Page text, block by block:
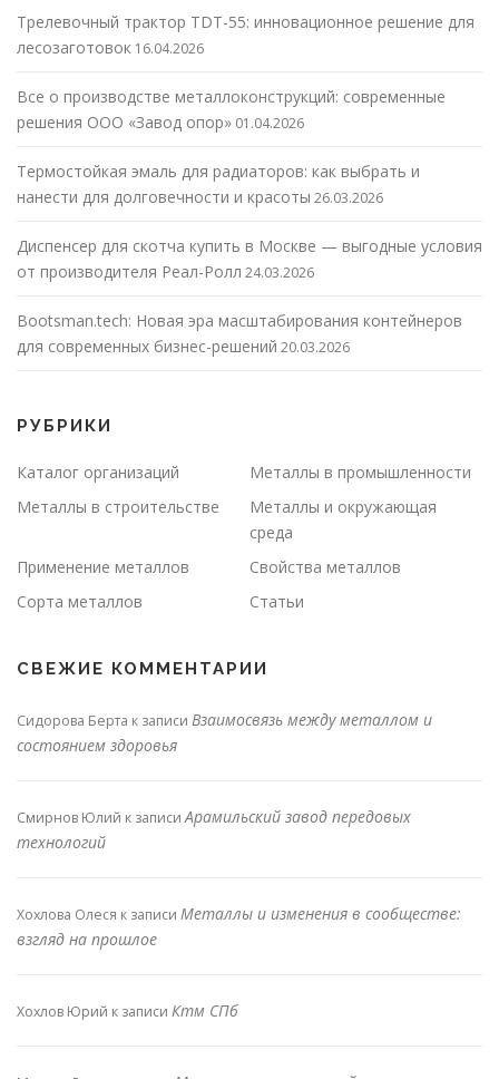
Трелевочный трактор TDT-55: инновационное решение для
лесозаготовок 16.04.2026
Все о производстве металлоконструкций: современные
решения ООО «Завод опор» 01.04.2026
Термостойкая эмаль для радиаторов: как выбрать и
нанести для долговечности и красоты 26.03.2026
Диспенсер для скотча купить в Москве — выгодные условия
от производителя Реал-Ролл 24.03.2026
Bootsman.tech: Новая эра масштабирования контейнеров
для современных бизнес-решений 20.03.2026
РУБРИКИ
Каталог организаций
Металлы в промышленности
Металлы в строительстве
Металлы и окружающая
среда
Применение металлов
Свойства металлов
Сорта металлов
Статьи
СВЕЖИЕ КОММЕНТАРИИ
Сидорова Берта к записи Взаимосвязь между металлом и
состоянием здоровья
Смирнов Юлий к записиАрамильский завод передовых
технологий
Хохлова Олеся к записи Металлы и изменения в сообществе:
взгляд на прошлое
Хохлов Юрий к записи Ктм СПб